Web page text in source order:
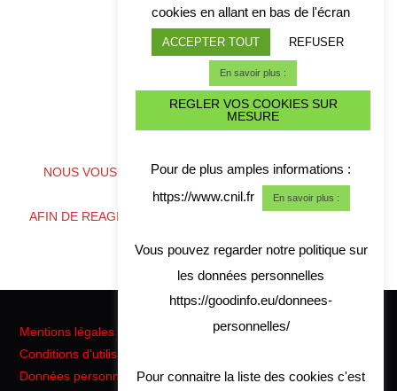
ALERTE CYBER CRISE
NOUS VOUS CONSEILLONS DE TELECHARGER NOS
COORDONNES
AFIN DE REAGIR RAPIDEMENT EN CAS DE CRISE CYBER
Mentions légales
Conditions d'utilisation
Données personnelles RGPD
cookies en allant en bas de l'écran
ACCEPTER TOUT REFUSER
En savoir plus :
REGLER VOS COOKIES SUR
MESURE
Pour de plus amples informations :
https://www.cnil.fr
En savoir plus :
Vous pouvez regarder notre politique sur
les données personnelles
https://goodinfo.eu/donnees-
personnelles/
Pour connaitre la liste des cookies c'est